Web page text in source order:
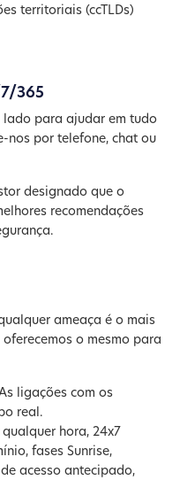
territoriais (ccTLDs)
365
lado para ajudar em tudo
nos por telefone, chat ou
designado que o
recomendações
ameaça é o mais
o mesmo para
ligações com os
real.
hora, 24x7
fases Sunrise,
acesso antecipado,